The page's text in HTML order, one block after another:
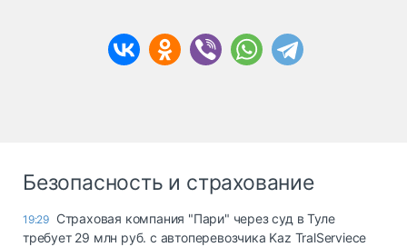
Безопасность и страхование
19:29 Страховая компания "Пари" через суд в Туле
требует 29 млн руб. с автоперевозчика Kaz TralServiece